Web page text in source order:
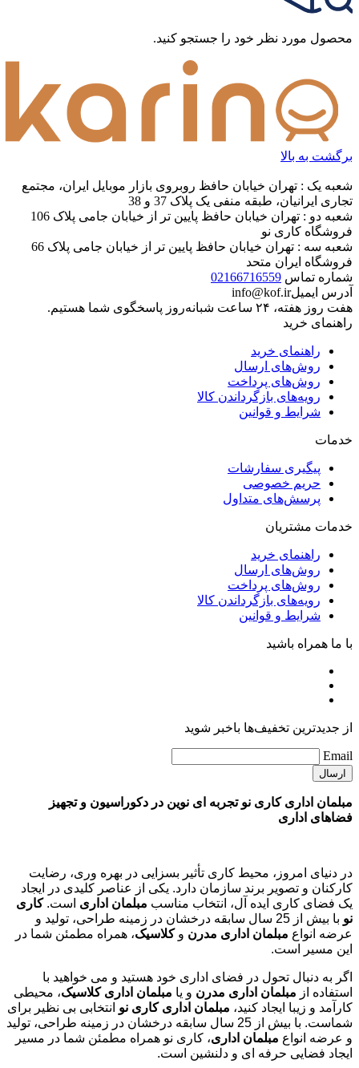
محصول مورد نظر خود را جستجو کنید.
برگشت به بالا
شعبه یک : تهران خیابان حافظ روبروی بازار موبایل ایران، مجتمع
تجاری ایرانیان، طبقه منفی یک پلاک 37 و 38
شعبه دو : تهران خیابان حافظ پایین تر از خیابان جامی پلاک 106
فروشگاه کاری نو
شعبه سه : تهران خیابان حافظ پایین تر از خیابان جامی پلاک 66
فروشگاه ایران متحد
شماره تماس 02166716559
آدرس ایمیلinfo@kof.ir
هفت روز هفته، ۲۴ ساعت شبانه‌روز پاسخگوی شما هستیم.
راهنمای خرید
راهنمای خرید
روش‌های ارسال
روش‌های پرداخت
رویه‌های بازگرداندن کالا
شرایط و قوانین
خدمات
پیگیری سفارشات
حریم خصوصی
پرسش‌های متداول
خدمات مشتریان
راهنمای خرید
روش‌های ارسال
روش‌های پرداخت
رویه‌های بازگرداندن کالا
شرایط و قوانین
با ما همراه باشید
از جدیدترین تخفیف‌ها باخبر شوید
Email
مبلمان اداری کاری نو تجربه ای نوین در دکوراسیون و تجهیز
فضاهای اداری
در دنیای امروز، محیط کاری تأثیر بسزایی در بهره وری، رضایت
کارکنان و تصویر برند سازمان دارد. یکی از عناصر کلیدی در ایجاد
یک فضای کاری ایده آل، انتخاب مناسب مبلمان اداری است.کاری
نو
با بیش از 25 سال سابقه درخشان در زمینه طراحی، تولید و
عرضه انواع مبلمان اداری مدرن وکلاسیک، همراه مطمئن شما در
این مسیر است.
اگر به دنبال تحول در فضای اداری خود هستید و می خواهید با
استفاده از مبلمان اداری مدرن و یا مبلمان اداری کلاسیک، محیطی
کارآمد و زیبا ایجاد کنید، مبلمان اداری کاری نو انتخابی بی نظیر برای
شماست. با بیش از 25 سال سابقه درخشان در زمینه طراحی، تولید
و عرضه انواع مبلمان اداری، کاری نو همراه مطمئن شما در مسیر
ایجاد فضایی حرفه ای و دلنشین است.